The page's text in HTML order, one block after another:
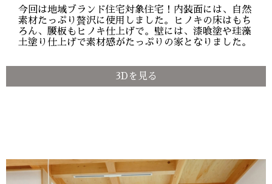
今回は地域ブランド住宅対象住宅！内装面には、自然
素材たっぷり贅沢に使用しました。ヒノキの床はもち
ろん、腰板もヒノキ仕上げで。壁には、漆喰塗や珪藻
土塗り仕上げで素材感がたっぷりの家となりました。
3Dを見る